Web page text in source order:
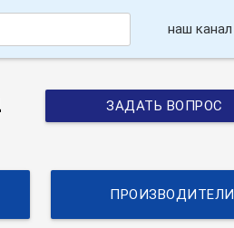
наш канал
ЗАДАТЬ ВОПРОС
ПРОИЗВОДИТЕЛИ